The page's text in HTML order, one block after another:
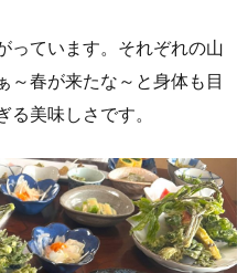
っています。それぞれの山
～春が来たな～と身体も目
美味しさです。